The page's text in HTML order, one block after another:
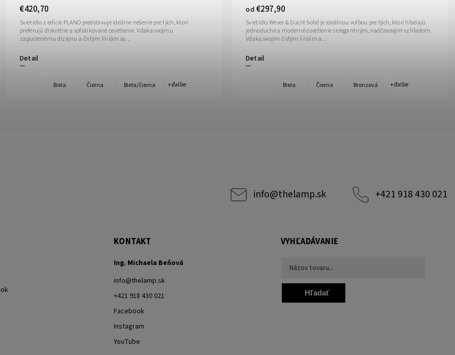
€420,70
Detail
Svietidlo z edície PLANO predstavuje ideálne riešenie pre tých, ktorí
preferujú diskrétne a sofistikované osvetlenie. Vďaka svojmu
zapustenému dizajnu a čistým líniám sa...
Biela Čierna Biela/čierna + ďalšie
od €297,90
Detail
Svietidlo Wever & Ducré Solid je ideálnou voľbou pre tých, ktorí hľadajú
jednoduché a moderné osvetlenie s elegantným, nadčasovým vzhľadom.
Vďaka svojim čistým líniám a...
Biela Čierna Bronzová + ďalšie
info@thelamp.sk +421 918 430 021
KONTAKT
Ing. Michaela Beňová
info@thelamp.sk
+421 918 430 021
Facebook
Instagram
YouTube
VYHĽADÁVANIE
Hľadať